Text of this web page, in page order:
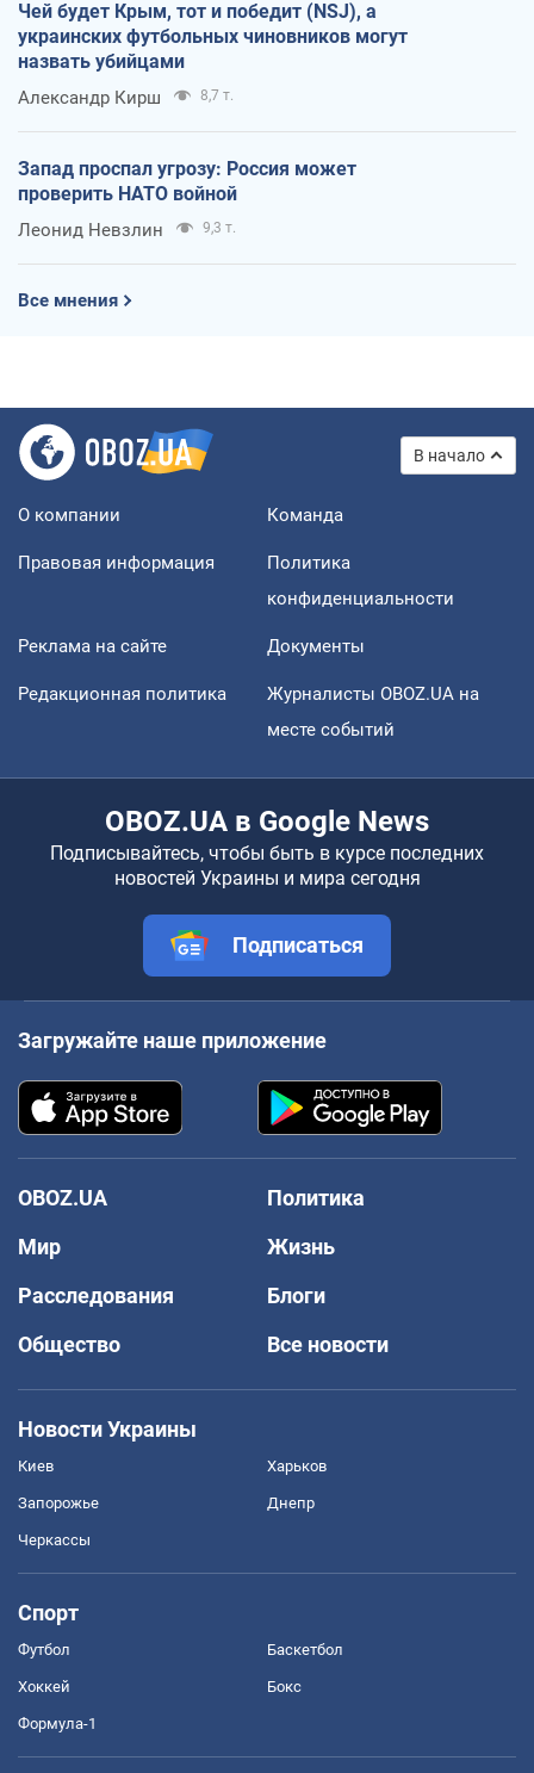
Чей будет Крым, тот и победит (NSJ), а
украинских футбольных чиновников могут
назвать убийцами
Александр Кирш 8,7 т.
Запад проспал угрозу: Россия может
проверить НАТО войной
Леонид Невзлин 9,3 т.
Все мнения
В начало
О компании Команда
Правовая информация
Политика
конфиденциальности
Реклама на сайте Документы
Редакционная политика
Журналисты OBOZ.UA на
месте событий
OBOZ.UA в Google News
Подписывайтесь, чтобы быть в курсе последних
новостей Украины и мира сегодня
Подписаться
Загружайте наше приложение
OBOZ.UA
Политика
Мир
Жизнь
Расследования
Блоги
Общество
Все новости
Новости Украины
Киев Харьков
Запорожье Днепр
Черкассы
Спорт
Футбол Баскетбол
Хоккей Бокс
Формула-1